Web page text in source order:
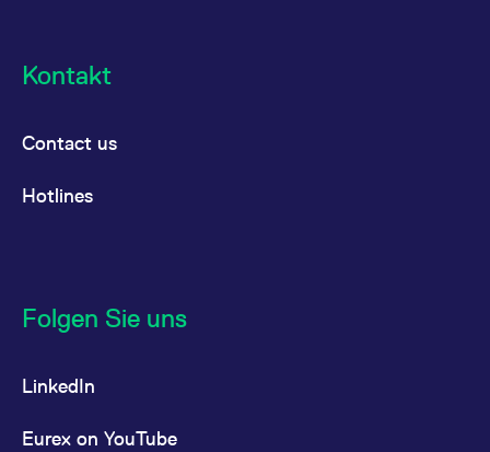
Kontakt
Contact us
Hotlines
Folgen Sie uns
LinkedIn
Eurex on YouTube